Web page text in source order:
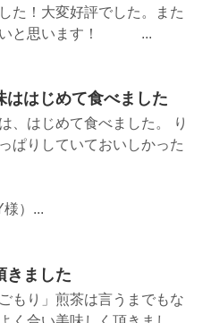
た！大変好評でした。また
いと思います！ ...
ははじめて食べました
、はじめて食べました。 り
ぱりしていておいしかった
様）...
きました
もり」煎茶は言うまでもな